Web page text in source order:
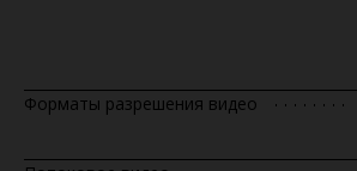
Форматы разрешения видео